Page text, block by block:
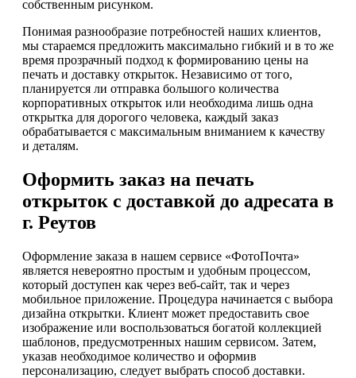
собственным рисунком.
Понимая разнообразие потребностей наших клиентов,
мы стараемся предложить максимально гибкий и в то же
время прозрачный подход к формированию цены на
печать и доставку открыток. Независимо от того,
планируется ли отправка большого количества
корпоративных открыток или необходима лишь одна
открытка для дорогого человека, каждый заказ
обрабатывается с максимальным вниманием к качеству
и деталям.
Оформить заказ на печать
открыток с доставкой до адресата в
г. Реутов
Оформление заказа в нашем сервисе «ФотоПочта»
является невероятно простым и удобным процессом,
который доступен как через веб-сайт, так и через
мобильное приложение. Процедура начинается с выбора
дизайна открытки. Клиент может предоставить свое
изображение или воспользоваться богатой коллекцией
шаблонов, предусмотренных нашим сервисом. Затем,
указав необходимое количество и оформив
персонализацию, следует выбрать способ доставки.